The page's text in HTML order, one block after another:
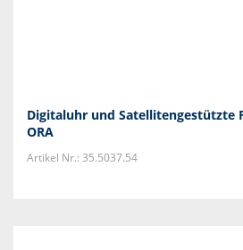
Digitaluhr und Satellitengestützte
ORA
Artikel Nr.: 35.5037.54